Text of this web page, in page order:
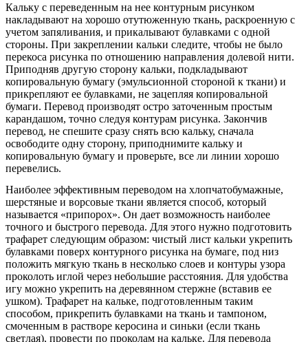
Кальку с переведенным на нее контурным рисунком
накладывают на хорошо отутюженную ткань, раскроенную с
учетом запяливания, и прикалывают булавками с одной
стороны. При закреплении кальки следите, чтобы не было
перекоса рисунка по отношению направления долевой нити.
Приподняв другую сторону кальки, подкладывают
копировальную бумагу (эмульсионной стороной к ткани) и
прикрепляют ее булавками, не зацепляя копировальной
бумаги. Перевод производят остро заточенным простым
карандашом, точно следуя контурам рисунка. Закончив
перевод, не спешите сразу снять всю кальку, сначала
освободите одну сторону, приподнимите кальку и
копировальную бумагу и проверьте, все ли линии хорошо
перевелись.
Наиболее эффективным переводом на хлопчатобумажные,
шерстяные и ворсовые ткани является способ, который
называется «припорох». Он дает возможность наиболее
точного и быстрого перевода. Для этого нужно подготовить
трафарет следующим образом: чистый лист кальки укрепить
булавками поверх контурного рисунка на бумаге, под низ
положить мягкую ткань в несколько слоев и контуры узора
проколоть иглой через небольшие расстояния. Для удобства
игу можно укрепить на деревянном стержне (вставив ее
ушком). Трафарет на кальке, подготовленным таким
способом, прикрепить булавками на ткань и тампоном,
смоченным в растворе керосина и синьки (если ткань
светлая), провести по проколам на кальке. Для перевода